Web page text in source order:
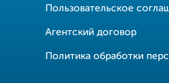
Пользовательское
Агентский договор
Политика обработки